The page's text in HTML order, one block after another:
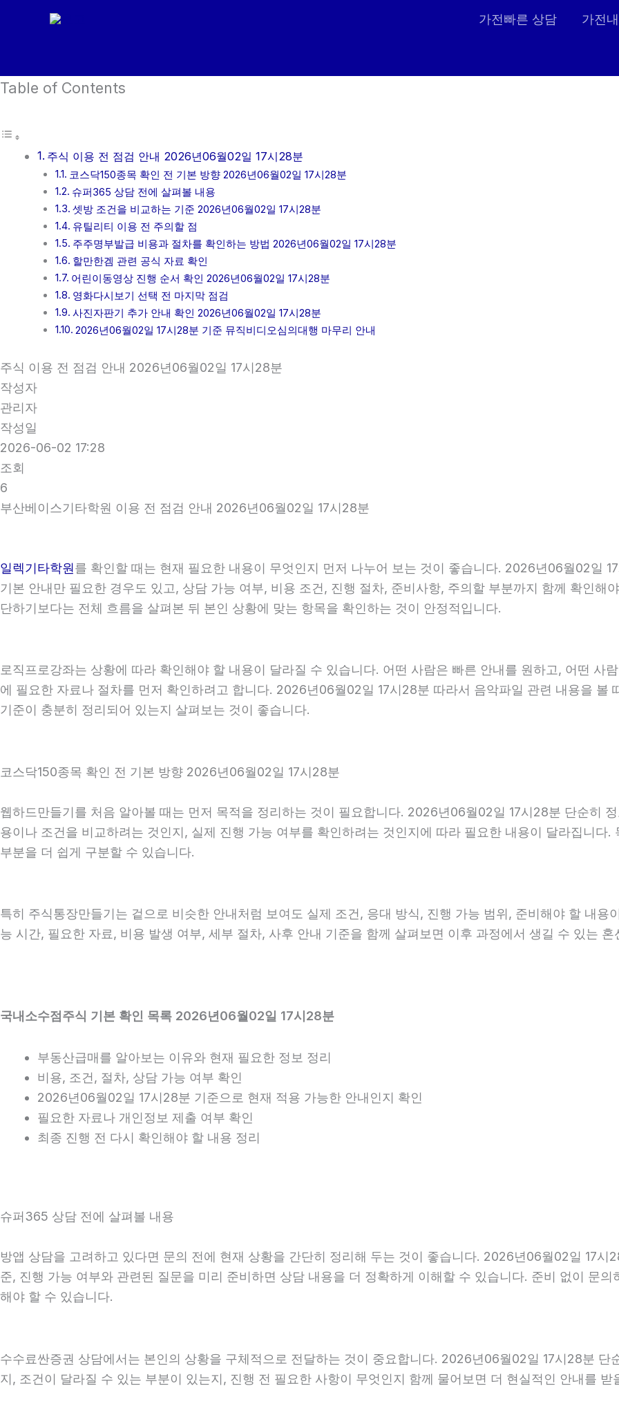
건
뛰
가전빠른 상담 가전
Table of Contents
주식 이용 전 점검 안내 2026년06월02일 17시28분
코스닥150종목 확인 전 기본 방향 2026년06월02일 17시28분
슈퍼365 상담 전에 살펴볼 내용
셋방 조건을 비교하는 기준 2026년06월02일 17시28분
유틸리티 이용 전 주의할 점
주주명부발급 비용과 절차를 확인하는 방법 2026년06월02일 17시28분
할만한겜 관련 공식 자료 확인
어린이동영상 진행 순서 확인 2026년06월02일 17시28분
영화다시보기 선택 전 마지막 점검
사진자판기 추가 안내 확인 2026년06월02일 17시28분
2026년06월02일 17시28분 기준 뮤직비디오심의대행 마무리 안내
주식 이용 전 점검 안내 2026년06월02일 17시28분
작성자
관리자
작성일
2026-06-02 17:28
조회
6
부산베이스기타학원 이용 전 점검 안내 2026년06월02일 17시28분
일렉기타학원를 확인할 때는 현재 필요한 내용이 무엇인지 먼저 나누어 보는 것이 좋습니다. 2026년06월02일
기본 안내만 필요한 경우도 있고, 상담 가능 여부, 비용 조건, 진행 절차, 준비사항, 주의할 부분까지 함께 확인해
단하기보다는 전체 흐름을 살펴본 뒤 본인 상황에 맞는 항목을 확인하는 것이 안정적입니다.
로직프로강좌는 상황에 따라 확인해야 할 내용이 달라질 수 있습니다. 어떤 사람은 빠른 안내를 원하고, 어떤 사
에 필요한 자료나 절차를 먼저 확인하려고 합니다. 2026년06월02일 17시28분 따라서 음악파일 관련 내용을 볼
기준이 충분히 정리되어 있는지 살펴보는 것이 좋습니다.
코스닥150종목 확인 전 기본 방향 2026년06월02일 17시28분
웹하드만들기를 처음 알아볼 때는 먼저 목적을 정리하는 것이 필요합니다. 2026년06월02일 17시28분 단순히
용이나 조건을 비교하려는 것인지, 실제 진행 가능 여부를 확인하려는 것인지에 따라 필요한 내용이 달라집니다
부분을 더 쉽게 구분할 수 있습니다.
특히 주식통장만들기는 겉으로 비슷한 안내처럼 보여도 실제 조건, 응대 방식, 진행 가능 범위, 준비해야 할 내
능 시간, 필요한 자료, 비용 발생 여부, 세부 절차, 사후 안내 기준을 함께 살펴보면 이후 과정에서 생길 수 있는 혼
국내소수점주식 기본 확인 목록 2026년06월02일 17시28분
부동산급매를 알아보는 이유와 현재 필요한 정보 정리
비용, 조건, 절차, 상담 가능 여부 확인
2026년06월02일 17시28분 기준으로 현재 적용 가능한 안내인지 확인
필요한 자료나 개인정보 제출 여부 확인
최종 진행 전 다시 확인해야 할 내용 정리
슈퍼365 상담 전에 살펴볼 내용
방앱 상담을 고려하고 있다면 문의 전에 현재 상황을 간단히 정리해 두는 것이 좋습니다. 2026년06월02일 17시
준, 진행 가능 여부와 관련된 질문을 미리 준비하면 상담 내용을 더 정확하게 이해할 수 있습니다. 준비 없이 문
해야 할 수 있습니다.
수수료싼증권 상담에서는 본인의 상황을 구체적으로 전달하는 것이 중요합니다. 2026년06월02일 17시28분 단
지, 조건이 달라질 수 있는 부분이 있는지, 진행 전 필요한 사항이 무엇인지 함께 물어보면 더 현실적인 안내를 받